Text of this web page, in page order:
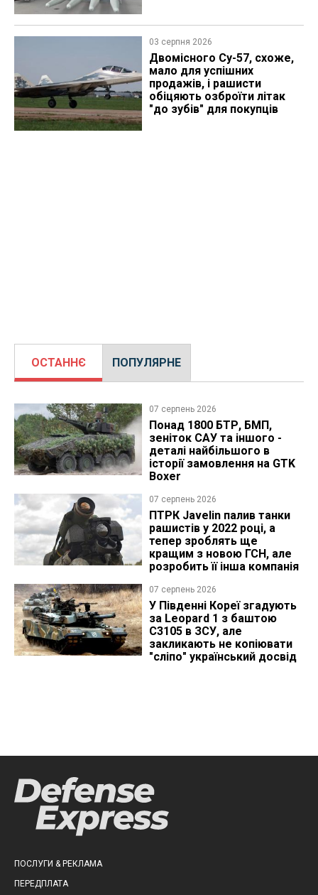
03 серпня 2026
Двомісного Су-57, схоже,
мало для успішних
продажів, і рашисти
обіцяють озброїти літак
"до зубів" для покупців
ОСТАННЄ ПОПУЛЯРНЕ
07 серпень 2026
Понад 1800 БТР, БМП,
зеніток САУ та іншого -
деталі найбільшого в
історії замовлення на GTK
Boxer
07 серпень 2026
ПТРК Javelin палив танки
рашистів у 2022 році, а
тепер зроблять ще
кращим з новою ГСН, але
розробить її інша компанія
07 серпень 2026
У Південні Кореї згадують
за Leopard 1 з баштою
C3105 в ЗСУ, але
закликають не копіювати
"сліпо" український досвід
ПОСЛУГИ & РЕКЛАМА
ПЕРЕДПЛАТА